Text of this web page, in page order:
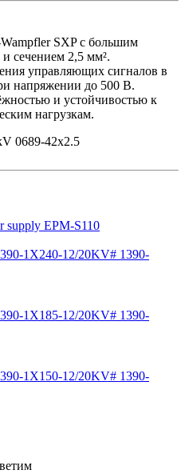
SXP с большим
сечением 2,5 мм².
управляющих сигналов в
напряжении до 500 В.
и устойчивостью к
нагрузкам.
supply EPM-S110
1X240-12/20KV# 1390-
1X185-12/20KV# 1390-
1X150-12/20KV# 1390-